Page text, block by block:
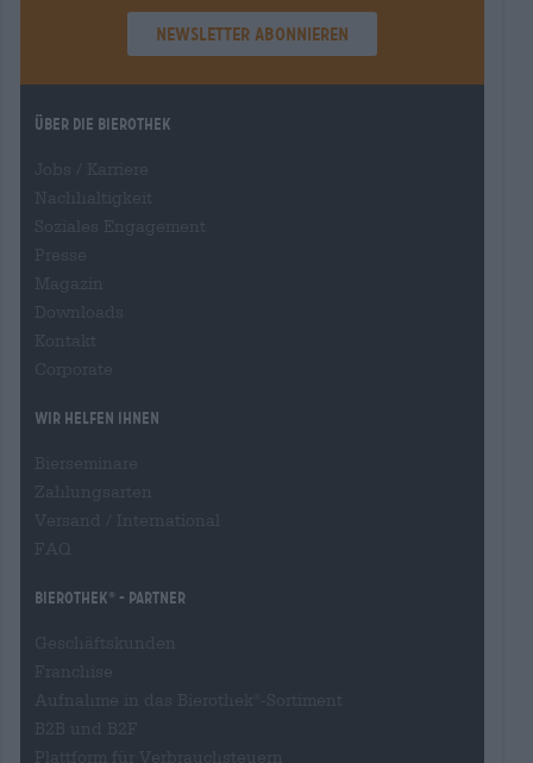
Newsletter abonnieren
Über die Bierothek
Wir helfen Ihnen
Bierothek - Partner